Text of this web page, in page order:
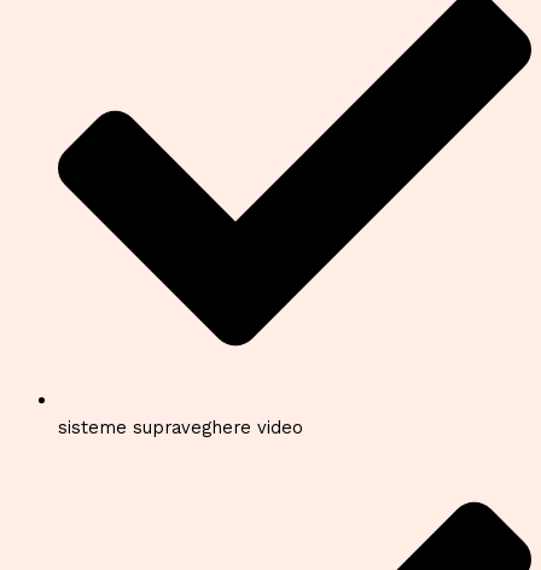
sisteme supraveghere video